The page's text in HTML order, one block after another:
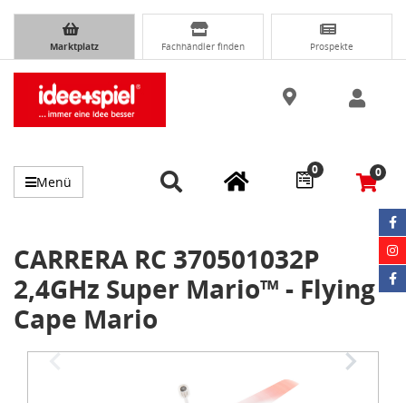
Marktplatz Fachhändler finden Prospekte
Menü
0 0
CARRERA RC 370501032P
2,4GHz Super Mario™ - Flying
Cape Mario